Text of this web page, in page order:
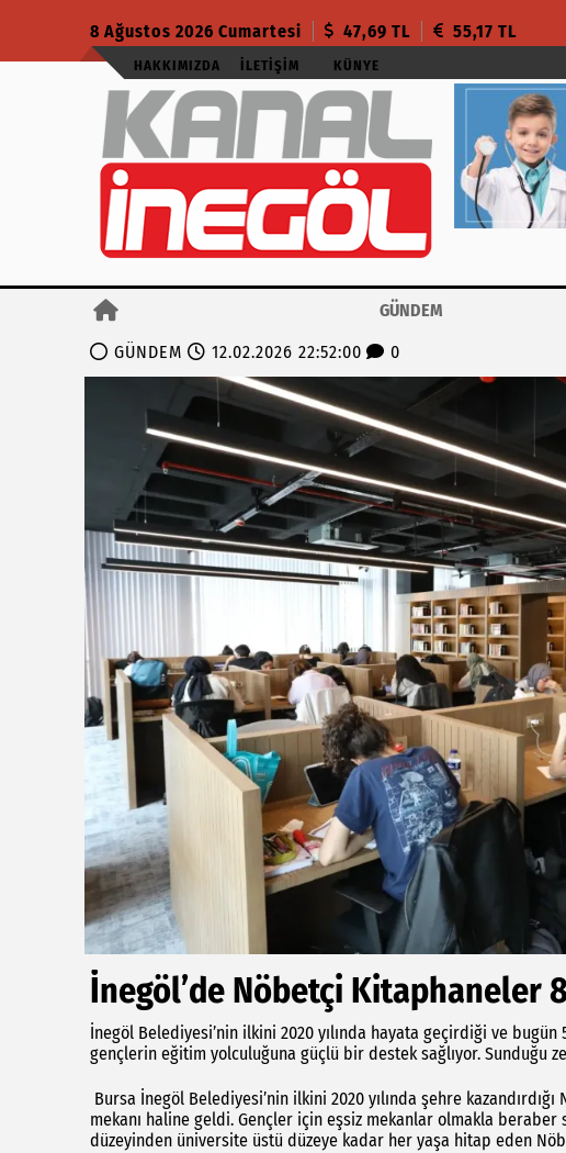
8 Ağustos 2026 Cumartesi 47,69 TL 55,17 TL
HAKKIMIZDA İLETIŞIM KÜNYE
GÜNDEM
GÜNDEM
12.02.2026 22:52:00 0
İnegöl’de Nöbetçi Kitaphaneler
İnegöl Belediyesi’nin ilkini 2020 yılında hayata geçirdiği ve
gençlerin eğitim yolculuğuna güçlü bir destek sağlıyor. Sunduğu
Bursa İnegöl Belediyesi’nin ilkini 2020 yılında şehre
mekanı haline geldi. Gençler için eşsiz mekanlar olmakla
düzeyinden üniversite üstü düzeye kadar her yaşa hitap eden